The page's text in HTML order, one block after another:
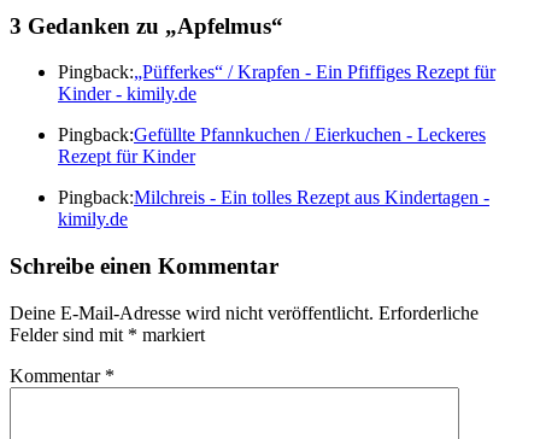
3 Gedanken zu „Apfelmus“
Pingback:„Püfferkes“ / Krapfen - Ein Pfiffiges Rezept für
Kinder - kimily.de
Pingback:Gefüllte Pfannkuchen / Eierkuchen - Leckeres
Rezept für Kinder
Pingback:Milchreis - Ein tolles Rezept aus Kindertagen -
kimily.de
Schreibe einen Kommentar
Deine E-Mail-Adresse wird nicht veröffentlicht. Erforderliche
Felder sind mit * markiert
Kommentar *